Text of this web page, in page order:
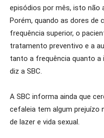
episódios por mês, isto não
Porém, quando as dores de
frequência superior, o
tratamento preventivo e a
tanto a frequência quanto a
diz a SBC.
A SBC informa ainda que
cefaleia tem algum prejuízo
de lazer e vida sexual.